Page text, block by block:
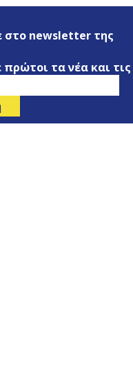
στο newsletter της
πρώτοι τα νέα και τις